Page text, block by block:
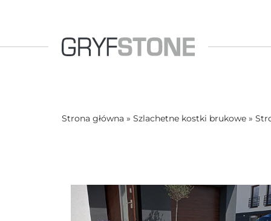
Strona główna » Szlachetne kostki brukowe »